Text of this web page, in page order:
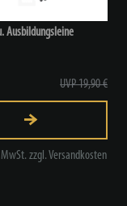
Ausbildungsleine
UVP 19,90 €
zzgl.Versandkosten